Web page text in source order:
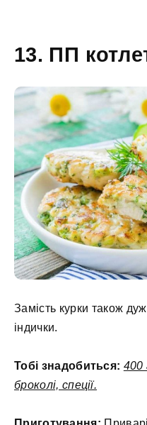
13. ПП
Замість курки також
індички.
Тобі знадобиться: 400
броколі, спеції.